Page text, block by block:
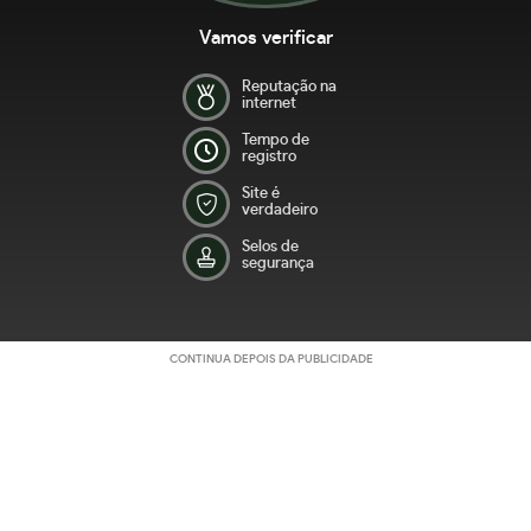
Vamos verificar
Reputação na
internet
Tempo de
registro
Site é
verdadeiro
Selos de
segurança
CONTINUA DEPOIS DA PUBLICIDADE